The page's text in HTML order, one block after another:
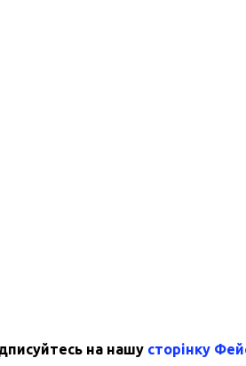
на нашу сторінку